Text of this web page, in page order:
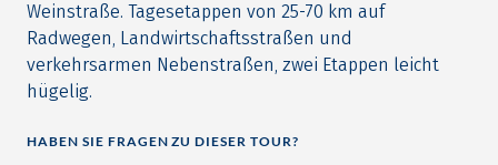
Weinstraße. Tagesetappen von 25-70 km auf
Radwegen, Landwirtschaftsstraßen und
verkehrsarmen Nebenstraßen, zwei Etappen leicht
hügelig.
HABEN SIE FRAGEN ZU DIESER TOUR?